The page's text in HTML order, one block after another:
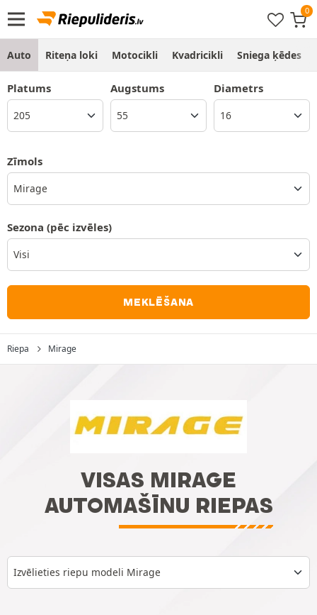
Auto Riteņa loki Motocikli Kvadricikli Sniega ķēdes
Platums Augstums Diametrs
Zīmols
Mirage
Sezona (pēc izvēles)
MEKLĒŠANA
Riepa Mirage
VISAS MIRAGE
AUTOMAŠĪNU RIEPAS
Izvēlieties riepu modeli Mirage